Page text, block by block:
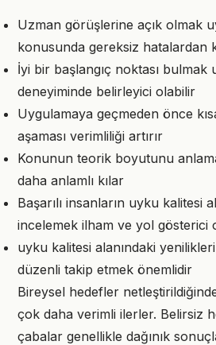
Uzman görüşlerine açık olmak
konusunda gereksiz hatalardan
İyi bir başlangıç noktası bulmak
deneyiminde belirleyici olabilir
Uygulamaya geçmeden önce
aşaması verimliliği artırır
Konunun teorik boyutunu
daha anlamlı kılar
Başarılı insanların uyku kalitesi
incelemek ilham ve yol gösterici
uyku kalitesi alanındaki
düzenli takip etmek önemlidir
Bireysel hedefler
çok daha verimli ilerler. Belirsiz
çabalar genellikle dağınık